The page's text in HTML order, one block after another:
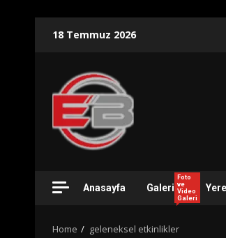
18 Temmuz 2026
Anasayfa Galeri
Foto
ve
Video
Galeri
Yerel
Home geleneksel etkinlikler